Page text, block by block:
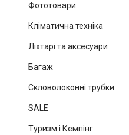
Фототовари
Кліматична техніка
Ліхтарі та аксесуари
Багаж
Скловолоконні трубки
SALE
Туризм і Кемпінг